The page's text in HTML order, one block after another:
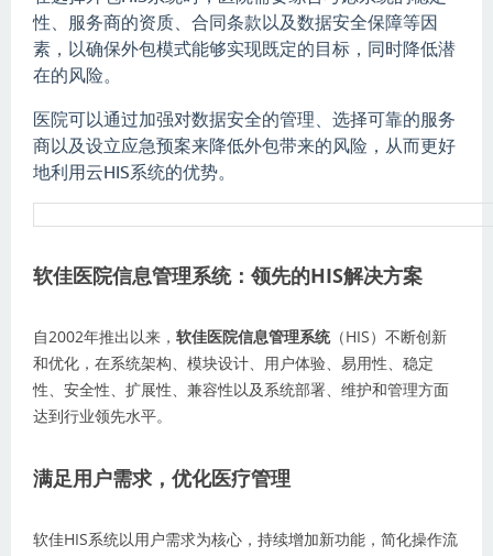
性、服务商的资质、合同条款以及数据安全保障等因
素，以确保外包模式能够实现既定的目标，同时降低潜
在的风险。
医院可以通过加强对数据安全的管理、选择可靠的服务
商以及设立应急预案来降低外包带来的风险，从而更好
地利用云HIS系统的优势。
软佳医院信息管理系统：领先的HIS解决方案
自2002年推出以来， 软佳医院信息管理系统（HIS）不断创新
和优化，在系统架构、模块设计、用户体验、易用性、稳定
性、安全性、扩展性、兼容性以及系统部署、维护和管理方面
达到行业领先水平。
满足用户需求，优化医疗管理
软佳HIS系统以用户需求为核心，持续增加新功能，简化操作流